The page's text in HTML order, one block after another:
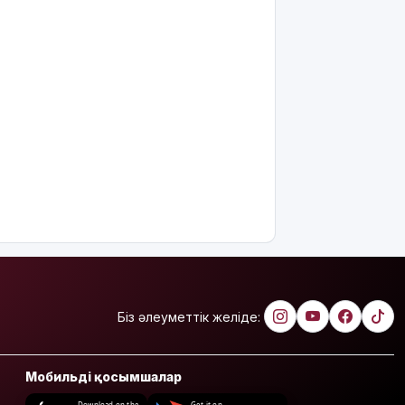
Біз әлеуметтік желіде:
Мобильді қосымшалар